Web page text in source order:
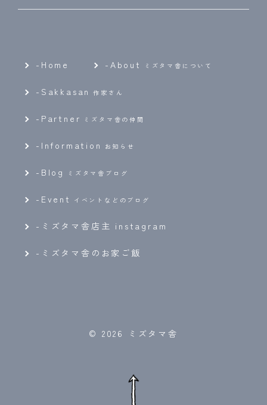
-Home - About ミズタマ舎について
- Sakkasan 作家さん
- Partner ミズタマ舎の仲間
- Information お知らせ
- Blog ミズタマ舎ブログ
- Event イベントなどのブログ
-ミズタマ舎店主 instagram
-ミズタマ舎のお家ご飯
© 2026 ミズタマ舎